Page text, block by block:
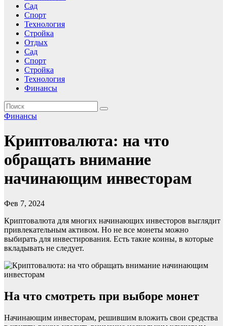
Сад
Спорт
Технология
Стройка
Отдых
Сад
Спорт
Стройка
Технология
Финансы
Финансы
Криптовалюта: на что
обращать внимание
начинающим инвесторам
Фев 7, 2024
Криптовалюта для многих начинающих инвесторов выглядит
привлекательным активом. Но не все монеты можно
выбирать для инвестирования. Есть такие коины, в которые
вкладывать не следует.
На что смотреть при выборе монет
Начинающим инвесторам, решившим вложить свои средства